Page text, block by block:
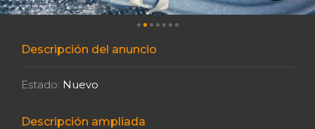
Descripción del anuncio
Estado: Nuevo
Descripción ampliada